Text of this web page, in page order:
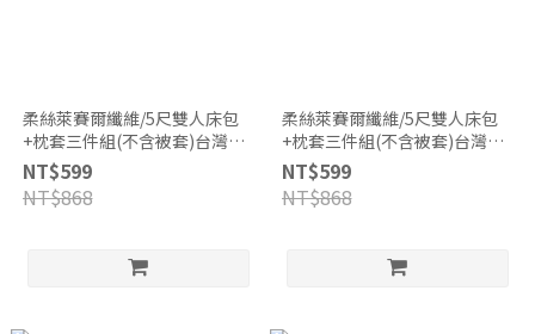
柔絲萊賽爾纖維/5尺雙人床包
+枕套三件組(不含被套)台灣
製/HT038
NT$599
NT$868
柔絲萊賽爾纖維/5尺雙人床包
+枕套三件組(不含被套)台灣
製/HT039
NT$599
NT$868